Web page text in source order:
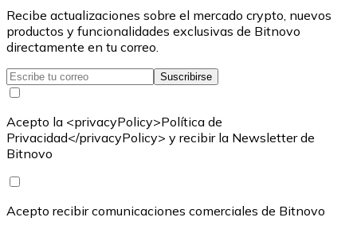
Recibe actualizaciones sobre el mercado crypto, nuevos
productos y funcionalidades exclusivas de Bitnovo
directamente en tu correo.
Suscribirse
Acepto la <privacyPolicy>Política de
Privacidad</privacyPolicy> y recibir la Newsletter de
Bitnovo
Acepto recibir comunicaciones comerciales de Bitnovo